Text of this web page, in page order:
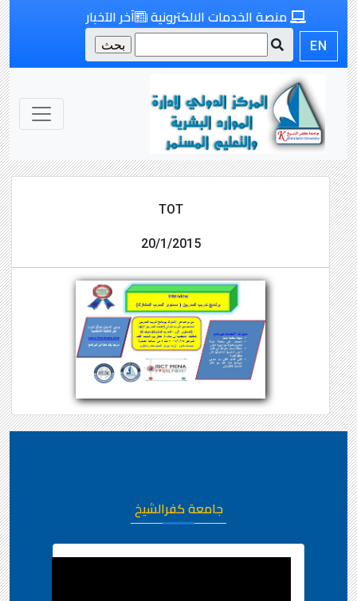
آخر الآخبار منصة الخدمات الالكترونية
EN
TOT
20/1/2015
جامعة كفرالشيخ